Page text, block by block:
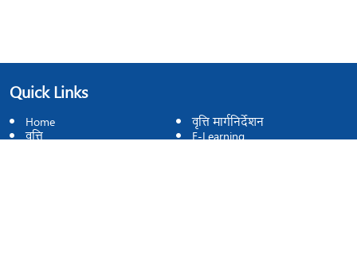
Quick Links
Home
वृत्ति मार्गनिर्देशन
वृत्ति
E-Learning